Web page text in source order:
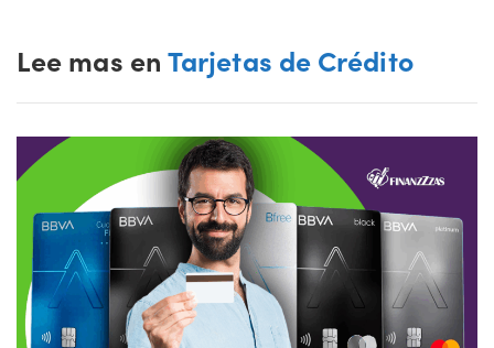
Lee mas en Tarjetas de Crédito